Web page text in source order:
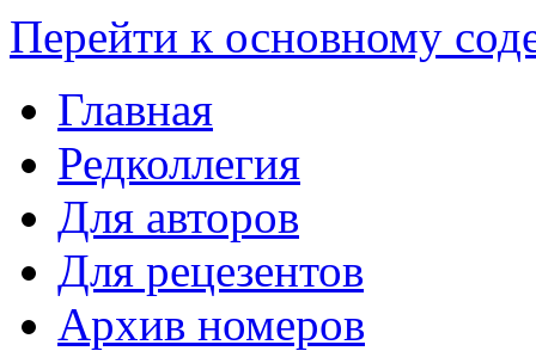
Перейти к основному
Главная
Редколлегия
Для авторов
Для рецезентов
Архив номеров